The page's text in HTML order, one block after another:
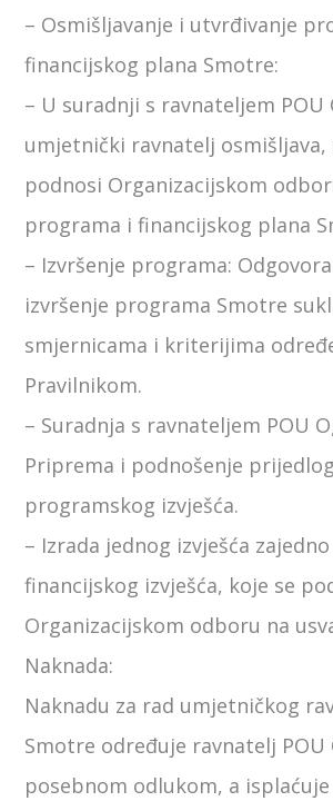
– Osmišljavanje i utvrđivanje
financijskog plana Smotre:
– U suradnji s ravnateljem POU
umjetnički ravnatelj
podnosi Organizacijskom
programa i financijskog plana
– Izvršenje programa:
izvršenje programa Smotre
smjernicama i kriterijima
Pravilnikom.
– Suradnja s ravnateljem POU
Priprema i podnošenje
programskog izvješća.
– Izrada jednog izvješća
financijskog izvješća, koje se
Organizacijskom odboru na
Naknada:
Naknadu za rad umjetničkog
Smotre određuje ravnatelj POU
posebnom odlukom, a isplaćuje